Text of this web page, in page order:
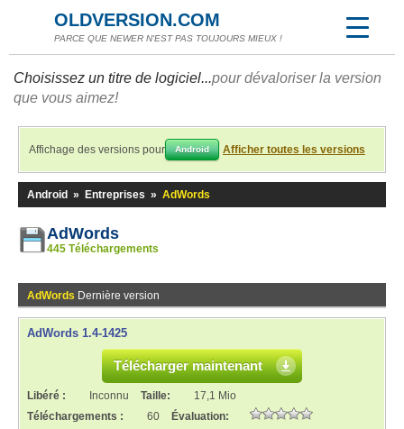
OLDVERSION.COM
PARCE QUE NEWER N'EST PAS TOUJOURS MIEUX !
Choisissez un titre de logiciel...pour dévaloriser la version
que vous aimez!
Affichage des versions pour Android Afficher toutes les versions
Android » Entreprises » AdWords
AdWords
445 Téléchargements
AdWords Dernière version
AdWords 1.4-1425
Télécharger maintenant
Libéré : Inconnu Taille:
17,1 Mio
Téléchargements :
60
Évaluation: